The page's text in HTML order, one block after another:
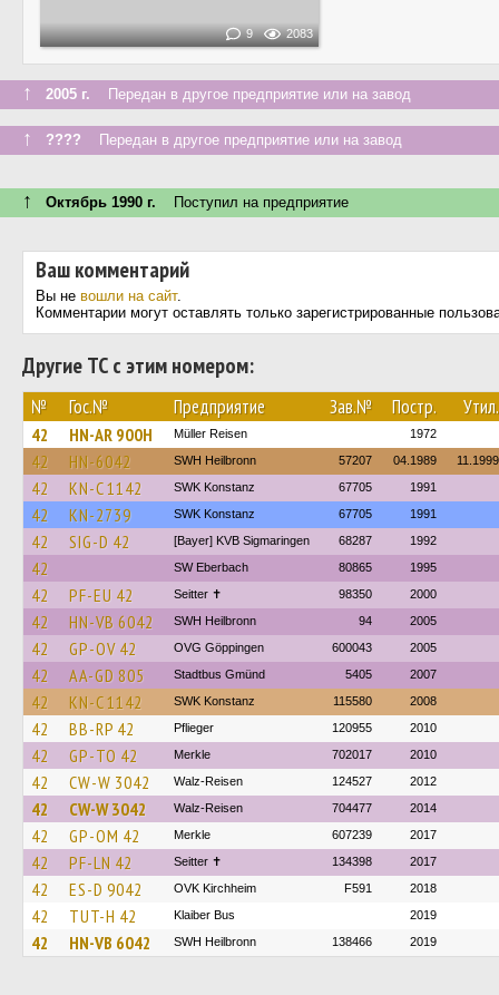
9 2083
↑ 2005 г. Передан в другое предприятие или на завод
↑ ???? Передан в другое предприятие или на завод
↑ Октябрь 1990 г. Поступил на предприятие
Ваш комментарий
Вы не вошли на сайт.
Комментарии могут оставлять только зарегистрированные
Другие ТС с этим номером:
№ Гос.№ Предприятие Зав.№ Постр. Утил.
42 HN-AR 900H Müller Reisen 1972
42 HN-6042 SWH Heilbronn 57207 04.1989 11.1999
42 KN-C 1142 SWK Konstanz 67705 1991
42 KN-2739 SWK Konstanz 67705 1991
42 SIG-D 42 [Bayer] KVB Sigmaringen 68287 1992
42 SW Eberbach 80865 1995
42 PF-EU 42 Seitter ✝ 98350 2000
42 HN-VB 6042 SWH Heilbronn 94 2005
42 GP-OV 42 OVG Göppingen 600043 2005
42 AA-GD 805 Stadtbus Gmünd 5405 2007
42 KN-C 1142 SWK Konstanz 115580 2008
42 BB-RP 42 Pflieger 120955 2010
42 GP-TO 42 Merkle 702017 2010
42 CW-W 3042 Walz-Reisen 124527 2012
42 CW-W 3042 Walz-Reisen 704477 2014
42 GP-OM 42 Merkle 607239 2017
42 PF-LN 42 Seitter ✝ 134398 2017
42 ES-D 9042 OVK Kirchheim F591 2018
42 TUT-H 42 Klaiber Bus 2019
42 HN-VB 6042 SWH Heilbronn 138466 2019